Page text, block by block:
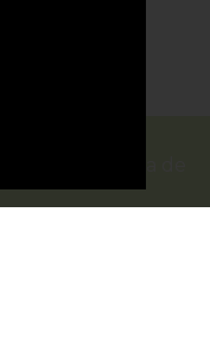
de la Provincia de